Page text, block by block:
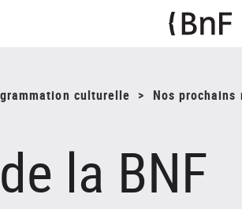
culturelle Nos
la BNF